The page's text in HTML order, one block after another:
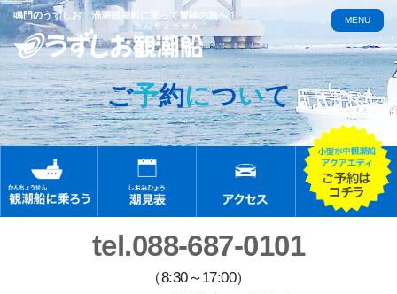
鳴門のうずしお 渦潮観潮船に乗って冒険の旅へ！
tel.088-687-0101
（8:30～17:00）
MENU
ご予約について